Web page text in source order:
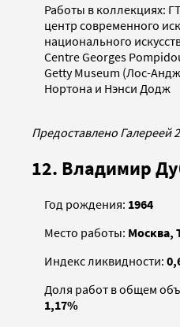
Работы в коллекциях:
центр современного
национального
Centre Georges
Getty Museum (Лос-
Нортона и Нэнси Додж
Предоставлено Галереей
12. Владимир
Год рождения: 1964
Место работы: Москва,
Индекс ликвидности:
Доля работ в общем
1,17%